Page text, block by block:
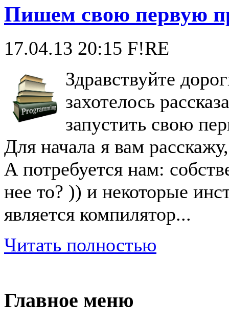
Пишем свою первую
17.04.13 20:15 F!RE
Здравствуйте
захотелось
запустить свою
Для начала я вам
А потребуется нам:
нее то? )) и некоторые
является компилятор...
Читать полностью
Главное меню